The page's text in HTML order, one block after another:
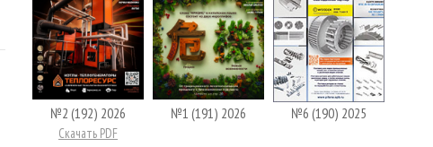
№2 (192) 2026
Скачать PDF
№1 (191) 2026 №6 (190) 2025